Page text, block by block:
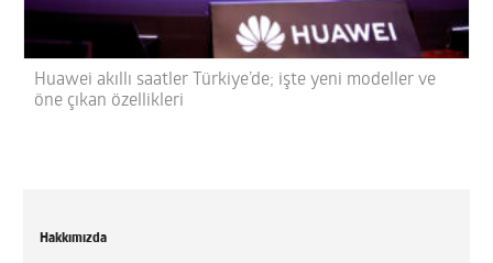
Huawei akıllı saatler Türkiye’de; işte yeni modeller ve
öne çıkan özellikleri
Hakkımızda